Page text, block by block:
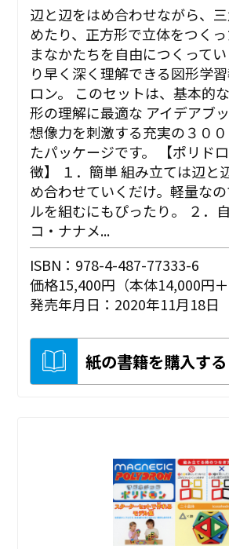
辺と辺をはめ合わせながら、
めたり、正方形で立体をつく
まなかたちを自由につくって
り早く深く理解できる図形学
ロン。 このセットは、基本的
形の理解に最適な アイデアブ
想像力を刺激する充実の３０
たパッケージです。 【ポリド
徴】 １．簡単 組み立ては辺と
め合わせていくだけ。軽量な
ルを組むにもぴったり。 ２．
コ・ナナメ...
ISBN：978-4-487-77333-6
価格15,400円（本体14,000円＋
発売年月日：2020年11月18日
紙の書籍を購入する